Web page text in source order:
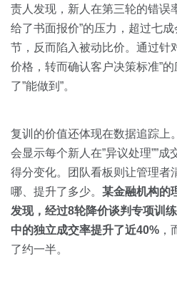
责人发现，新人在第三轮的错
给了书面报价”的压力，超过七
节，反而陷入被动比价。通过针
价格，转而确认客户决策标准”的
了”能做到”。
复训的价值还体现在数据追踪上
会显示每个新人在”异议处理””成
得分变化。团队看板则让管理者
哪、提升了多少。 某金融机构的
发现，经过8轮降价谈判专项训
中的独立成交率提升了近40%
了约一半。